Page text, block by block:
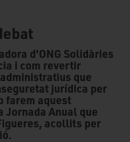
d'ONG Solidàries
i com revertir
que
jurídica per
farem aquest
Jornada Anual que
acollits per